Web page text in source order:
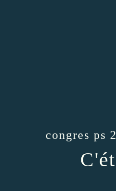
congres ps